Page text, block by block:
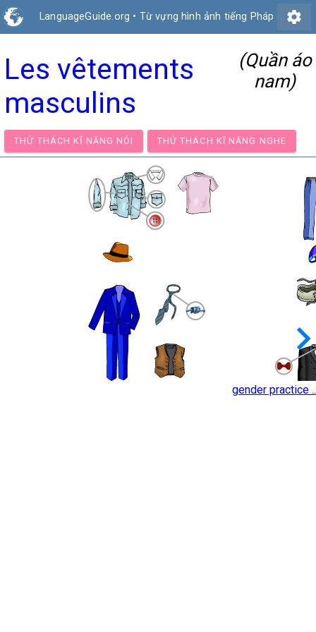
LanguageGuide.org • Từ vựng hình ảnh tiếng Pháp settings
Les vêtements
masculins
(Quần áo
nam)
THỬ THÁCH KĨ NĂNG NÓI THỬ THÁCH KĨ NĂNG
gender practice ..